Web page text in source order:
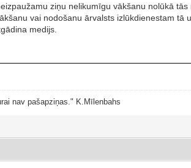
ziņu nelikumīgu vākšanu nolūkā
vai nodošanu ārvalsts izlūkdienestam tā
medijs.
nav pašapziņas." K.Mīlenbahs